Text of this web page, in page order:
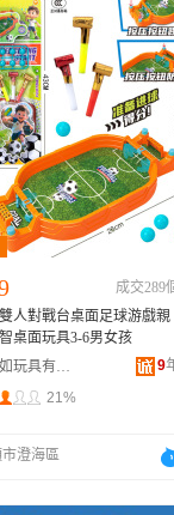
成交289
人對戰台桌面足球游戲親
桌面玩具3-6男女孩
汕頭市欣如玩具有限公司
9
21%
澄海區